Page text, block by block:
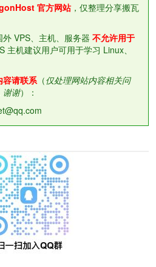
官方网站，仅整理分享搬瓦
VPS、主机、服务器 不允许用于
主机建议用户可用于学习 Linux、
容请联系（仅处理网站内容相关问
谢谢）：